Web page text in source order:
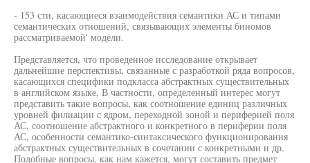
- 153 сти, касающиеся взаимодействия семантики АС и типами
семантических отношений, связывающих элементы биномов
рассматриваемой' модели.
Представляется, что проведенное исследование открывает
дальнейшие перспективы, связанные с разработкой ряда вопросов,
касающихся специфики подкласса абстрактных существительных
в английском языке, В частности, определенный интерес могут
представить такие вопросы, как соотношение единиц различных
уровней филиации с ядром, переходной зоной и периферией поля
АС, соотношение абстрактного и конкретного в периферии поля
АС, особенности семантико-синтаксического функционирования
абстрактных существительных в сочетании с конкретными и др.
Подобные вопросы, как нам кажется, могут составить предмет